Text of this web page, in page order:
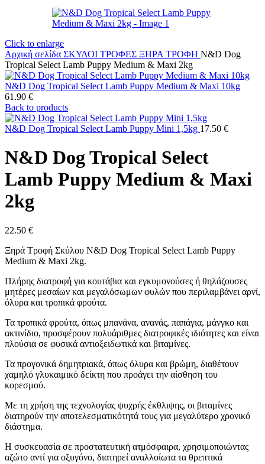
Click to enlarge
Αρχική σελίδα ΣΚΥΛΟΙ ΤΡΟΦΕΣ ΞΗΡΑ ΤΡΟΦΗ N&D Dog
Tropical Select Lamb Puppy Medium & Maxi 2kg
N&D Dog Tropical Select Lamb Puppy Medium & Maxi 10kg
61.90 €
Back to products
N&D Dog Tropical Select Lamb Puppy Mini 1,5kg 17.50 €
N&D Dog Tropical Select
Lamb Puppy Medium & Maxi
2kg
22.50 €
Ξηρά Τροφή Σκύλου N&D Dog Tropical Select Lamb Puppy
Medium & Maxi 2kg.
Πλήρης διατροφή για κουτάβια και εγκυμονούσες ή θηλάζουσες
μητέρες μεσαίων και μεγαλόσωμων φυλών που περιλαμβάνει αρνί,
όλυρα και τροπικά φρούτα.
Τα τροπικά φρούτα, όπως μπανάνα, ανανάς, παπάγια, μάνγκο και
ακτινίδιο, προσφέρουν πολυάριθμες διατροφικές ιδιότητες και είναι
πλούσια σε φυσικά αντιοξειδωτικά και βιταμίνες.
Τα προγονικά δημητριακά, όπως όλυρα και βρώμη, διαθέτουν
χαμηλό γλυκαιμικό δείκτη που προάγει την αίσθηση του
κορεσμού.
Με τη χρήση της τεχνολογίας ψυχρής έκθλιψης, οι βιταμίνες
διατηρούν την αποτελεσματικότητά τους για μεγαλύτερο χρονικό
διάστημα.
Η συσκευασία σε προστατευτική ατμόσφαιρα, χρησιμοποιώντας
αζώτο αντί για οξυγόνο, διατηρεί αναλλοίωτα τα θρεπτικά